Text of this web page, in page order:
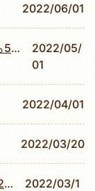
2022/06/01
)
2022/05/
01
2022/04/01
2022/03/20
2022/03/1